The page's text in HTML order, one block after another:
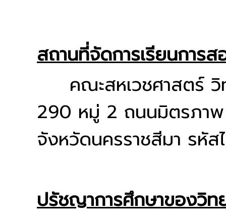
สถานที่จัดการเรียนการส
คณะสหเวชศาสตร์ วิ
290 หมู่ 2 ถนนมิตรภาพ
จังหวัดนครราชสีมา ร
ปรัชญาการศึกษาของวิท